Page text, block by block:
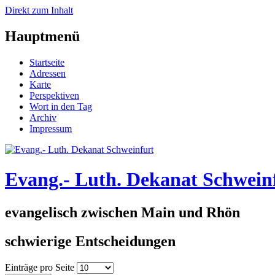
Direkt zum Inhalt
Hauptmenü
Startseite
Adressen
Karte
Perspektiven
Wort in den Tag
Archiv
Impressum
Evang.- Luth. Dekanat
evangelisch zwischen Main und Rhön
schwierige Entscheidungen
Einträge pro Seite